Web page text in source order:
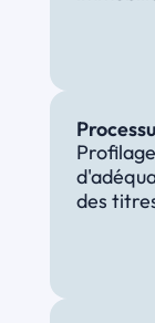
des